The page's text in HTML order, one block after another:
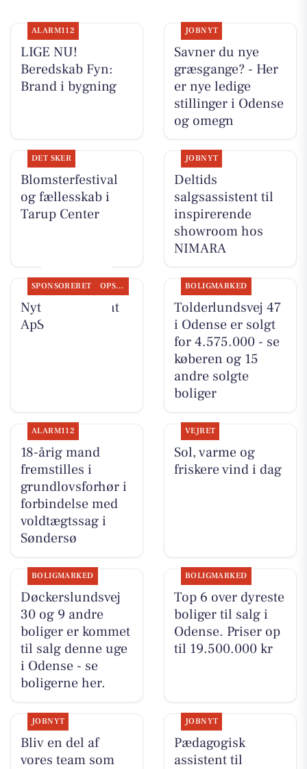
ALARM112
LIGE NU!
Beredskab Fyn:
Brand i bygning
JOBNYT
Savner du nye
græsgange? - Her
er nye ledige
stillinger i Odense
og omegn
DET SKER
Blomsterfestival
og fællesskab i
Tarup Center
JOBNYT
Deltids
salgsassistent til
inspirerende
showroom hos
NIMARA
SPONSORERET OPSLAGSTAVLEN
Nyt fra Fairpaint
ApS
BOLIGMARKED
Tolderlundsvej 47
i Odense er solgt
for 4.575.000 - se
køberen og 15
andre solgte
boliger
ALARM112
18-årig mand
fremstilles i
grundlovsforhør i
forbindelse med
voldtægtssag i
Søndersø
VEJRET
Sol, varme og
friskere vind i dag
BOLIGMARKED
Døckerslundsvej
30 og 9 andre
boliger er kommet
til salg denne uge
i Odense - se
boligerne her.
BOLIGMARKED
Top 6 over dyreste
boliger til salg i
Odense. Priser op
til 19.500.000 kr
JOBNYT
Bliv en del af
vores team som
JOBNYT
Pædagogisk
assistent til